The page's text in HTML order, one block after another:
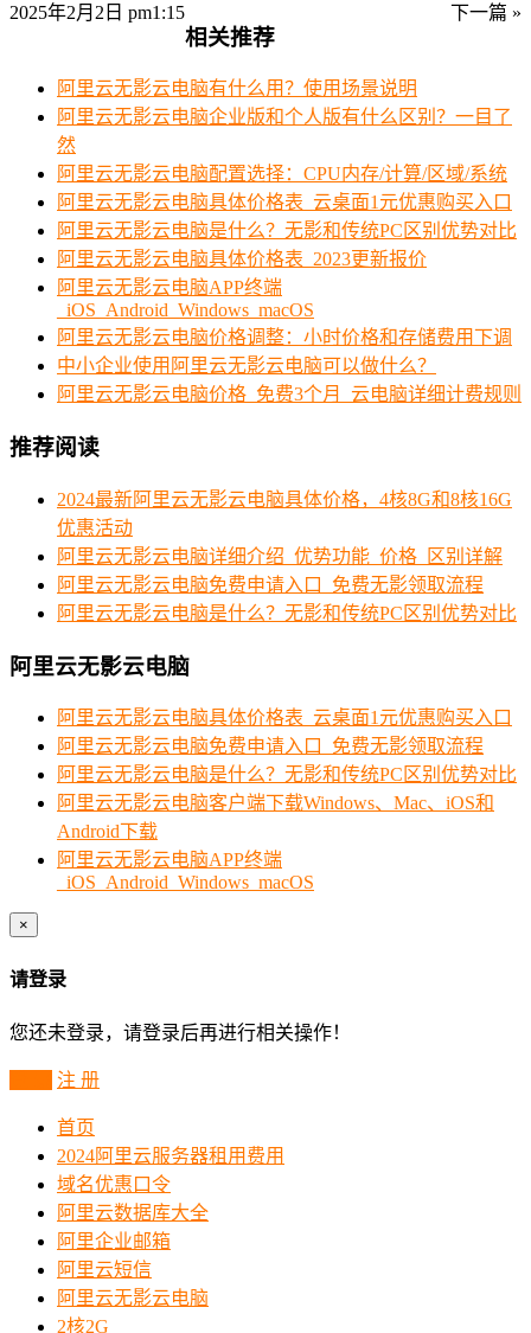
下一篇 »
2025年2月2日 pm1:15
相关推荐
阿里云无影云电脑有什么用？使用场景说明
阿里云无影云电脑企业版和个人版有什么区别？一目了
然
阿里云无影云电脑配置选择：CPU内存/计算/区域/系统
阿里云无影云电脑具体价格表_云桌面1元优惠购买入口
阿里云无影云电脑是什么？无影和传统PC区别优势对比
阿里云无影云电脑具体价格表_2023更新报价
阿里云无影云电脑APP终端
_iOS_Android_Windows_macOS
阿里云无影云电脑价格调整：小时价格和存储费用下调
中小企业使用阿里云无影云电脑可以做什么？
阿里云无影云电脑价格_免费3个月_云电脑详细计费规则
推荐阅读
2024最新阿里云无影云电脑具体价格，4核8G和8核16G
优惠活动
阿里云无影云电脑详细介绍_优势功能_价格_区别详解
阿里云无影云电脑免费申请入口_免费无影领取流程
阿里云无影云电脑是什么？无影和传统PC区别优势对比
阿里云无影云电脑
阿里云无影云电脑具体价格表_云桌面1元优惠购买入口
阿里云无影云电脑免费申请入口_免费无影领取流程
阿里云无影云电脑是什么？无影和传统PC区别优势对比
阿里云无影云电脑客户端下载Windows、Mac、iOS和
Android下载
阿里云无影云电脑APP终端
_iOS_Android_Windows_macOS
×
请登录
您还未登录，请登录后再进行相关操作！
注 册
首页
2024阿里云服务器租用费用
域名优惠口令
阿里云数据库大全
阿里企业邮箱
阿里云短信
阿里云无影云电脑
2核2G